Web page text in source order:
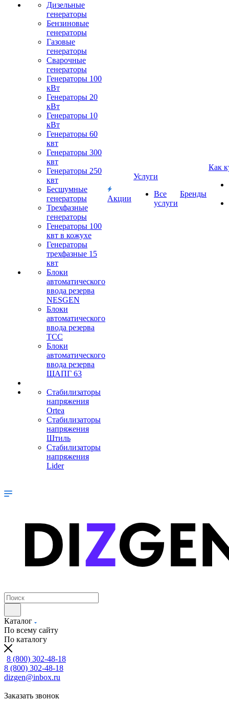
Дизельные
генераторы
Бензиновые
генераторы
Газовые
генераторы
Сварочные
генераторы
Генераторы 100
кВт
Генераторы 20
кВт
Генераторы 10
кВт
Генераторы 60
квт
Генераторы 300
квт
Генераторы 250
квт
Бесшумные
генераторы
Трехфазные
генераторы
Генераторы 100
квт в кожухе
Генераторы
трехфазные 15
квт
Блоки
автоматического
ввода резерва
NESGEN
Блоки
автоматического
ввода резерва
ТСС
Блоки
автоматического
ввода резерва
ЩАПГ 63
Стабилизаторы
напряжения
Ortea
Стабилизаторы
напряжения
Штиль
Стабилизаторы
напряжения
Lider
Акции
Услуги
Все
услуги
Бренды
Как
Каталог
По всему сайту
По каталогу
8 (800) 302-48-18
8 (800) 302-48-18
dizgen@inbox.ru
Заказать звонок